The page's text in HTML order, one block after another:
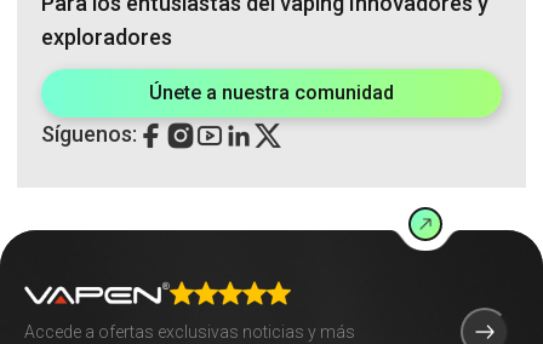
exploradores
Únete a nuestra comunidad
Síguenos: